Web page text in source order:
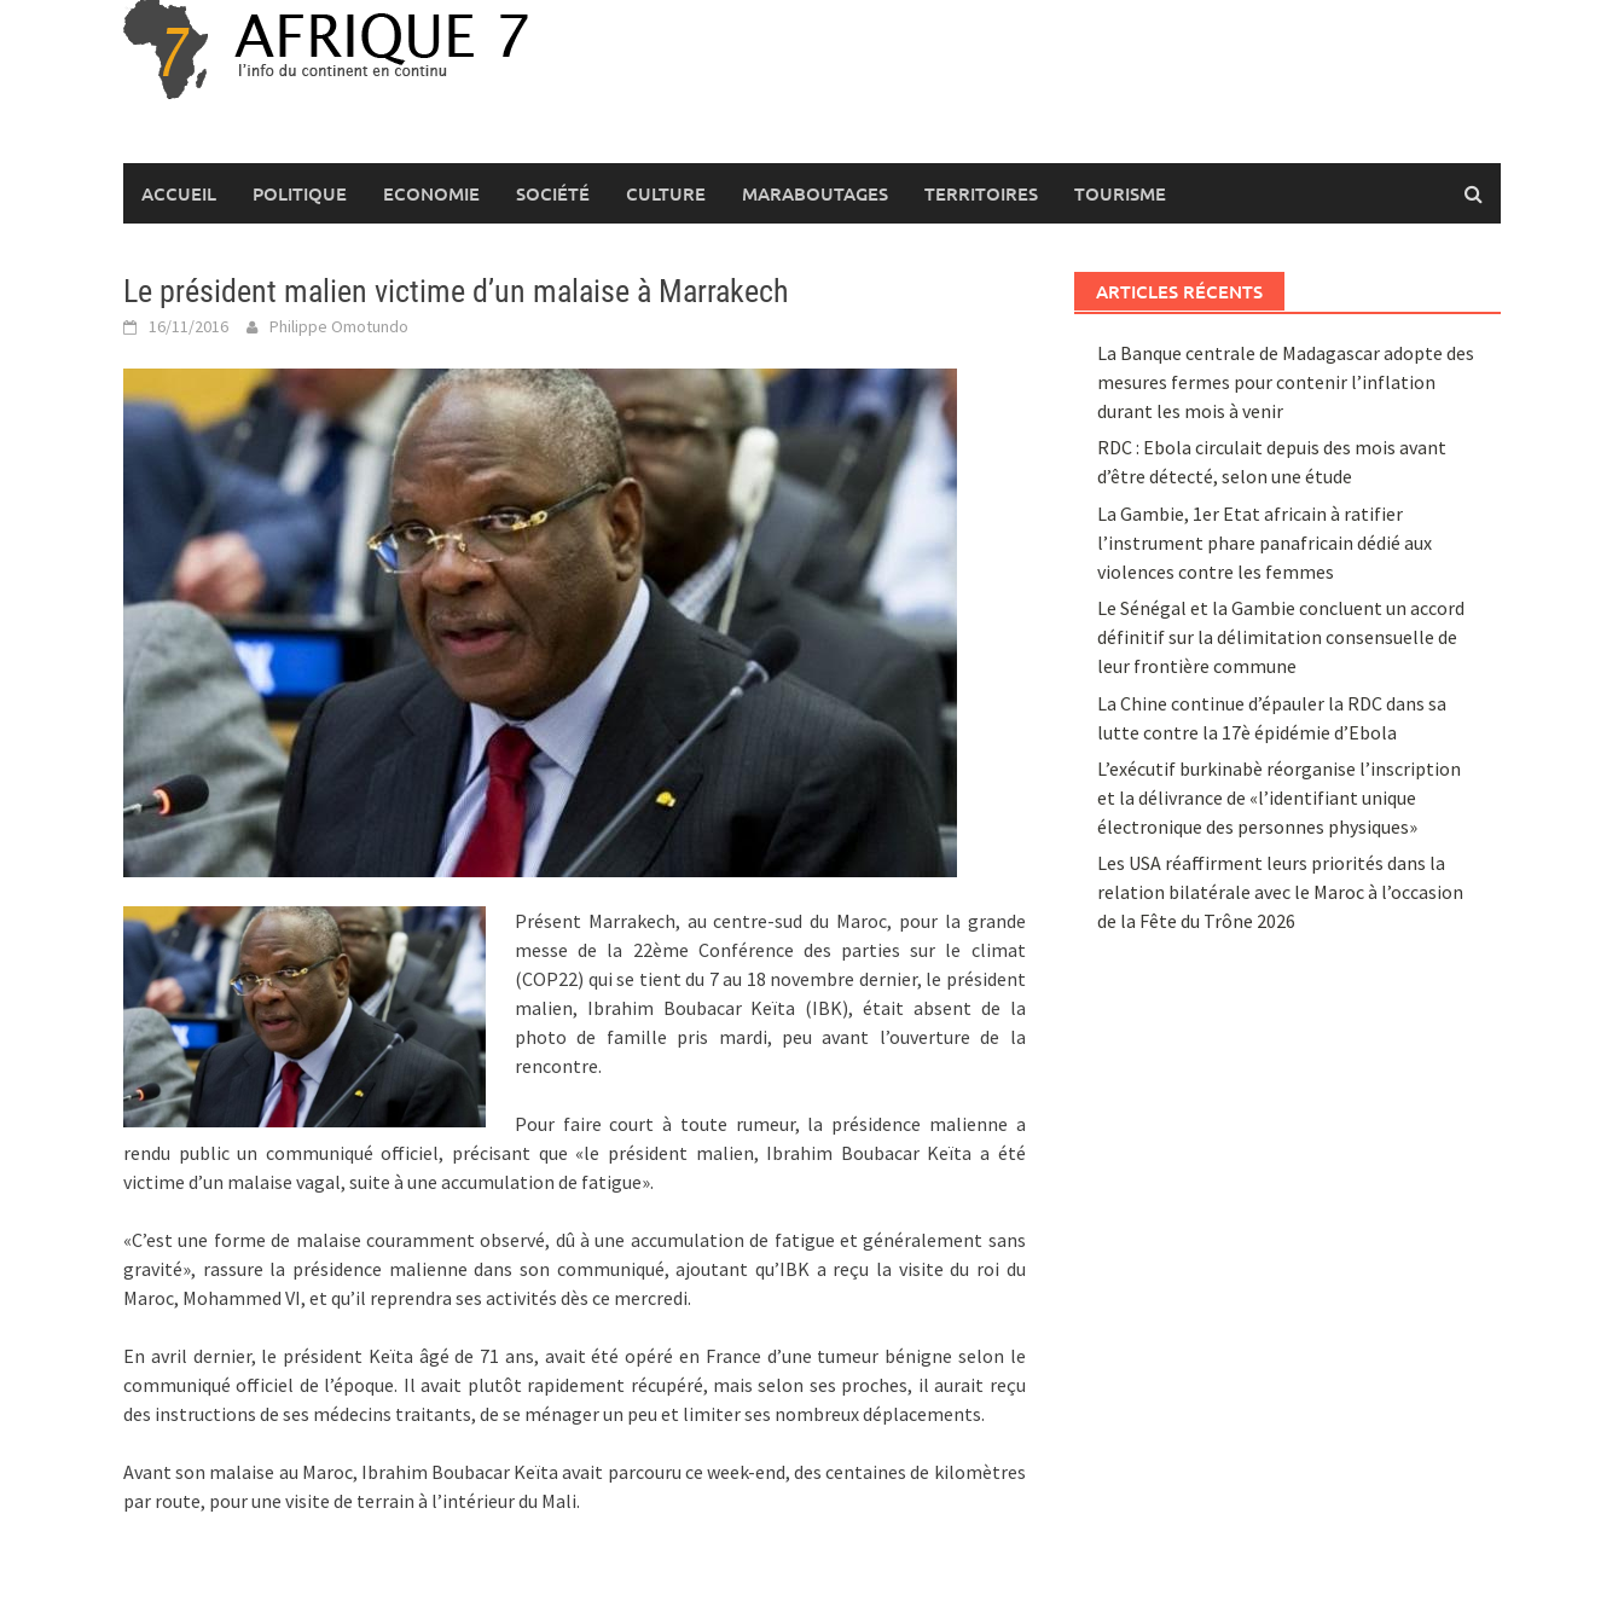
ACCUEIL POLITIQUE ECONOMIE SOCIÉTÉ CULTURE MARABOUTAGES TERRITOIRES TOURISME
Le président malien victime d’un malaise à Marrakech
16/11/2016 Philippe Omotundo
Présent Marrakech, au centre-sud du Maroc, pour la grande
messe de la 22ème Conférence des parties sur le climat
(COP22) qui se tient du 7 au 18 novembre dernier, le président
malien, Ibrahim Boubacar Keïta (IBK), était absent de la
photo de famille pris mardi, peu avant l’ouverture de la
rencontre.
Pour faire court à toute rumeur, la présidence malienne a
rendu public un communiqué officiel, précisant que «le président malien, Ibrahim Boubacar Keïta a été
victime d’un malaise vagal, suite à une accumulation de fatigue».
«C’est une forme de malaise couramment observé, dû à une accumulation de fatigue et généralement sans
gravité», rassure la présidence malienne dans son communiqué, ajoutant qu’IBK a reçu la visite du roi du
Maroc, Mohammed VI, et qu’il reprendra ses activités dès ce mercredi.
En avril dernier, le président Keïta âgé de 71 ans, avait été opéré en France d’une tumeur bénigne selon le
communiqué officiel de l’époque. Il avait plutôt rapidement récupéré, mais selon ses proches, il aurait reçu
des instructions de ses médecins traitants, de se ménager un peu et limiter ses nombreux déplacements.
Avant son malaise au Maroc, Ibrahim Boubacar Keïta avait parcouru ce week-end, des centaines de kilomètres
par route, pour une visite de terrain à l’intérieur du Mali.
ARTICLES RÉCENTS
La Banque centrale de Madagascar adopte des
mesures fermes pour contenir l’inflation
durant les mois à venir
RDC : Ebola circulait depuis des mois avant
d’être détecté, selon une étude
La Gambie, 1er Etat africain à ratifier
l’instrument phare panafricain dédié aux
violences contre les femmes
Le Sénégal et la Gambie concluent un accord
définitif sur la délimitation consensuelle de
leur frontière commune
La Chine continue d’épauler la RDC dans sa
lutte contre la 17è épidémie d’Ebola
L’exécutif burkinabè réorganise l’inscription
et la délivrance de «l’identifiant unique
électronique des personnes physiques»
Les USA réaffirment leurs priorités dans la
relation bilatérale avec le Maroc à l’occasion
de la Fête du Trône 2026